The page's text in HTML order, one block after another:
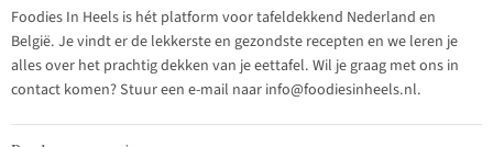
Foodies In Heels is hét platform voor tafeldekkend Nederland en
België. Je vindt er de lekkerste en gezondste recepten en we leren je
alles over het prachtig dekken van je eettafel. Wil je graag met ons in
contact komen? Stuur een e-mail naar info@foodiesinheels.nl.